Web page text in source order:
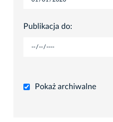
Publikacja do:
Pokaż archiwalne